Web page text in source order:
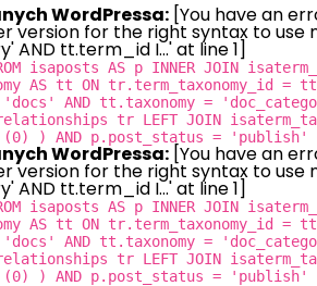
WordPressa:[You have an
version for the right syntax to
AND tt.term_id I...' at line 1]
isaposts AS p INNER JOIN
AS tt ON tr.term_taxonomy_id =
AND tt.taxonomy =
tr LEFT JOIN
) AND p.post_status = 'publish'
WordPressa:[You have an
version for the right syntax to
AND tt.term_id I...' at line 1]
isaposts AS p INNER JOIN
AS tt ON tr.term_taxonomy_id =
AND tt.taxonomy =
tr LEFT JOIN
) AND p.post_status = 'publish'